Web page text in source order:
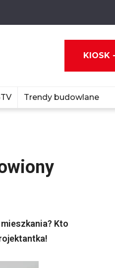
KIOSK
Trendy budowlane
Kto